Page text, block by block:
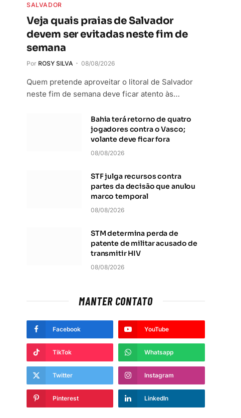
SALVADOR
Veja quais praias de Salvador
devem ser evitadas neste fim de
semana
Por ROSY SILVA 08/08/2026
Quem pretende aproveitar o litoral de Salvador
neste fim de semana deve ficar atento às…
Bahia terá retorno de quatro
jogadores contra o Vasco;
volante deve ficar fora
08/08/2026
STF julga recursos contra
partes da decisão que anulou
marco temporal
08/08/2026
STM determina perda de
patente de militar acusado de
transmitir HIV
08/08/2026
MANTER CONTATO
Facebook YouTube
TikTok Whatsapp
Twitter Instagram
Pinterest LinkedIn